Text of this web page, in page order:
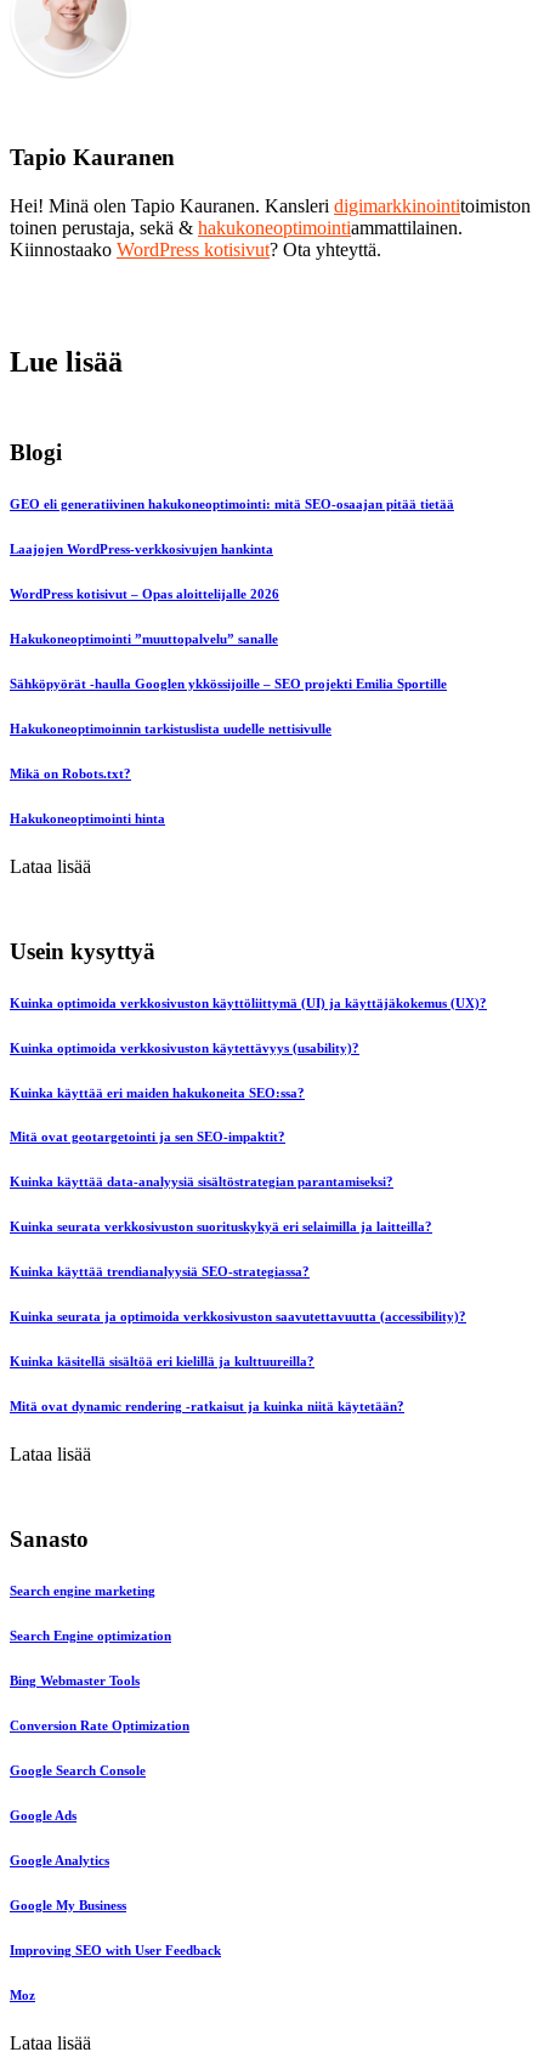
Tapio Kauranen
Hei! Minä olen Tapio Kauranen. Kansleri digimarkkinointitoimiston
toinen perustaja, sekä & hakukoneoptimointiammattilainen.
Kiinnostaako WordPress kotisivut? Ota yhteyttä.
Lue lisää
Blogi
GEO eli generatiivinen hakukoneoptimointi: mitä SEO-osaajan pitää tietää
Laajojen WordPress-verkkosivujen hankinta
WordPress kotisivut – Opas aloittelijalle 2026
Hakukoneoptimointi ”muuttopalvelu” sanalle
Sähköpyörät -haulla Googlen ykkössijoille – SEO projekti Emilia Sportille
Hakukoneoptimoinnin tarkistuslista uudelle nettisivulle
Mikä on Robots.txt?
Hakukoneoptimointi hinta
Lataa lisää
Usein kysyttyä
Kuinka optimoida verkkosivuston käyttöliittymä (UI) ja käyttäjäkokemus (UX)?
Kuinka optimoida verkkosivuston käytettävyys (usability)?
Kuinka käyttää eri maiden hakukoneita SEO:ssa?
Mitä ovat geotargetointi ja sen SEO-impaktit?
Kuinka käyttää data-analyysiä sisältöstrategian parantamiseksi?
Kuinka seurata verkkosivuston suorituskykyä eri selaimilla ja laitteilla?
Kuinka käyttää trendianalyysiä SEO-strategiassa?
Kuinka seurata ja optimoida verkkosivuston saavutettavuutta (accessibility)?
Kuinka käsitellä sisältöä eri kielillä ja kulttuureilla?
Mitä ovat dynamic rendering -ratkaisut ja kuinka niitä käytetään?
Lataa lisää
Sanasto
Search engine marketing
Search Engine optimization
Bing Webmaster Tools
Conversion Rate Optimization
Google Search Console
Google Ads
Google Analytics
Google My Business
Improving SEO with User Feedback
Moz
Lataa lisää